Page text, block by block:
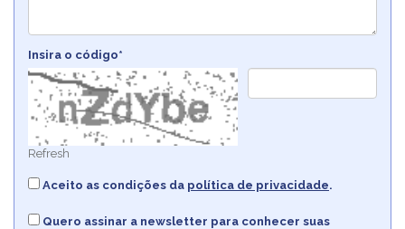
Insira o código*
Refresh
Aceito as condições da política de privacidade.
Quero assinar a newsletter para conhecer suas